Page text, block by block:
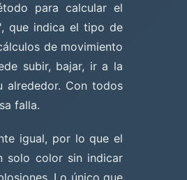
para calcular el
que indica el tipo de
de movimiento
subir, bajar, ir a la
alrededor. Con todos
falla.
igual, por lo que el
solo color sin indicar
Lo único que